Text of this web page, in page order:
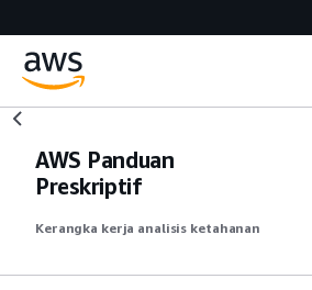
AWS Panduan
Preskriptif
Kerangka kerja analisis ketahanan